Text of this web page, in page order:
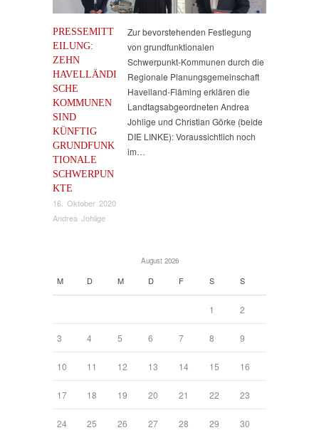
PRESSEMITT
EILUNG:
ZEHN
HAVELLÄNDI
SCHE
KOMMUNEN
SIND
KÜNFTIG
GRUNDFUNK
TIONALE
SCHWERPUN
KTE
16. Oktober 2020
Andrea Johlige
Zur bevorstehenden Festlegung
von grundfunktionalen
Schwerpunkt-Kommunen durch die
Regionale Planungsgemeinschaft
Havelland-Fläming erklären die
Landtagsabgeordneten Andrea
Johlige und Christian Görke (beide
DIE LINKE): Voraussichtlich noch
im…
August 2026
M D M D F S S
1 2
3 4 5 6 7 8 9
10 11 12 13 14 15 16
17 18 19 20 21 22 23
24 25 26 27 28 29 30